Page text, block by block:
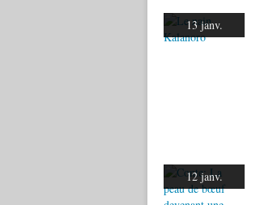
13 janv.
12 janv.